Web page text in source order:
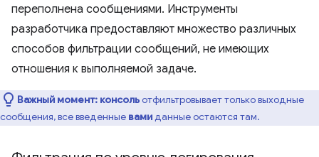
переполнена сообщениями. Инструменты
разработчика предоставляют множество различных
способов фильтрации сообщений, не имеющих
отношения к выполняемой задаче.
Важный момент: консольотфильтровывает только выходные
сообщения, все введенные вамиданные остаются там.